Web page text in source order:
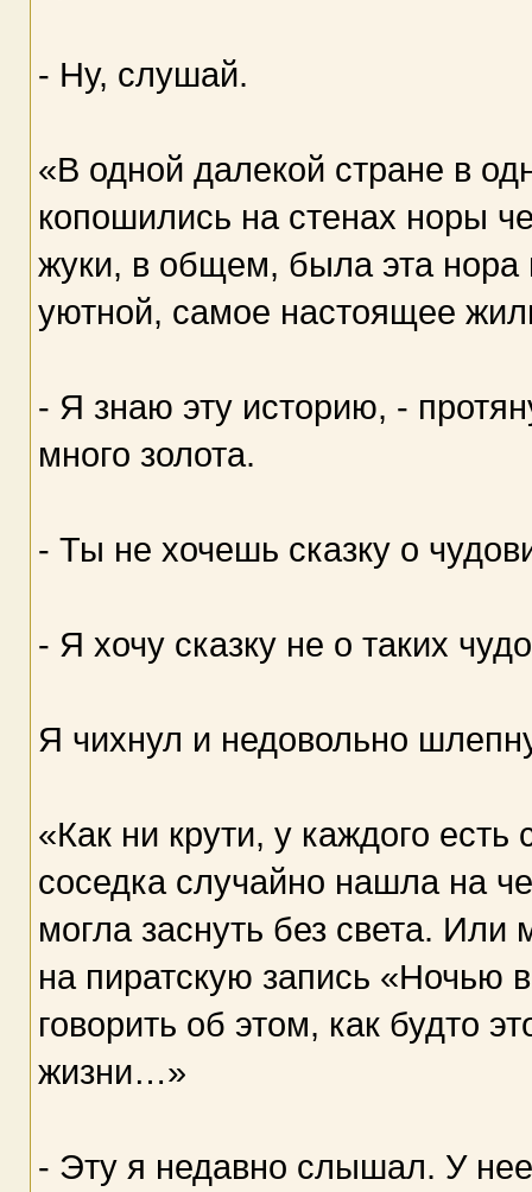
- Ну, слушай.
«В одной далекой стране в
копошились на стенах норы
жуки, в общем, была эта нора
уютной, самое настоящее
- Я знаю эту историю, -
много золота.
- Ты не хочешь сказку о
- Я хочу сказку не о таких
Я чихнул и недовольно
«Как ни крути, у каждого
соседка случайно нашла на
могла заснуть без света. Или
на пиратскую запись «Ночью
говорить об этом, как будто
жизни…»
- Эту я недавно слышал. У